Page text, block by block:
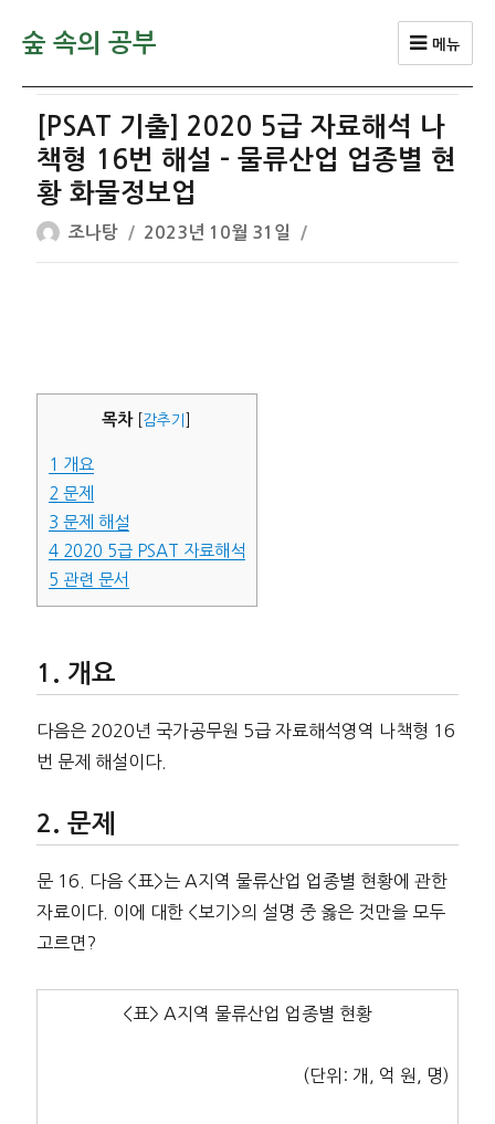
숲 속의 공부 메뉴
[PSAT 기출] 2020 5급 자료해석 나
책형 16번 해설 – 물류산업 업종별 현
황 화물정보업
글
쓴
조나탕
작
성
2023년 10월 31일
목차 감추기
1 개요
2 문제
3 문제 해설
42020 5급 PSAT 자료해석
5 관련 문서
개요
다음은 2020년 국가공무원 5급 자료해석영역 나책형 16
번 문제 해설이다.
문제
문 16. 다음 <표>는 A지역 물류산업 업종별 현황에 관한
자료이다. 이에 대한 <보기>의 설명 중 옳은 것만을 모두
고르면?
<표> A지역 물류산업 업종별 현황
(단위: 개, 억 원, 명)